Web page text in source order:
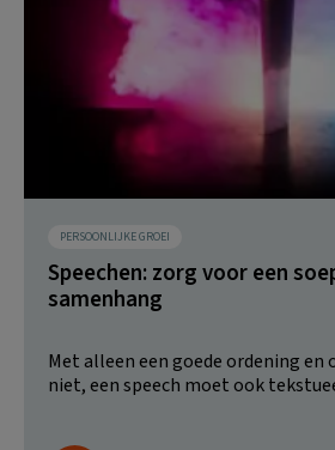
PERSOONLIJKE GROEI
Speechen: zorg voor een
samenhang
Met alleen een goede ordening en
niet, een speech moet ook